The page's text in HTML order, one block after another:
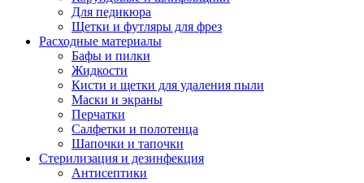
Для педикюра
Щетки и футляры для фрез
Расходные материалы
Бафы и пилки
Жидкости
Кисти и щетки для удаления пыли
Маски и экраны
Перчатки
Салфетки и полотенца
Шапочки и тапочки
Стерилизация и дезинфекция
Антисептики